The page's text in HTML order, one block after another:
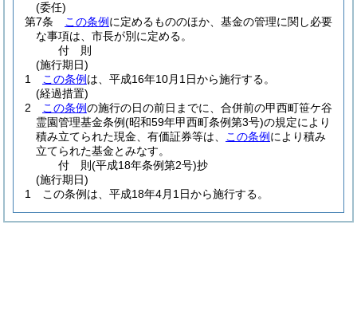
(委任)
第7条
この条例 に定めるもののほか、基金の管理に関し必要
な事項は、市長が別に定める。
付 則
(施行期日)
1
この条例 は、平成16年10月1日から施行する。
(経過措置)
2
この条例の施行の日の前日までに、合併前の甲西町笹ケ谷
霊園管理基金条例(昭和59年甲西町条例第3号)の規定により
積み立てられた現金、有価証券等は、
この条例 により積み
立てられた基金とみなす。
付 則(平成18年条例第2号)抄
(施行期日)
1
この条例は、平成18年4月1日から施行する。